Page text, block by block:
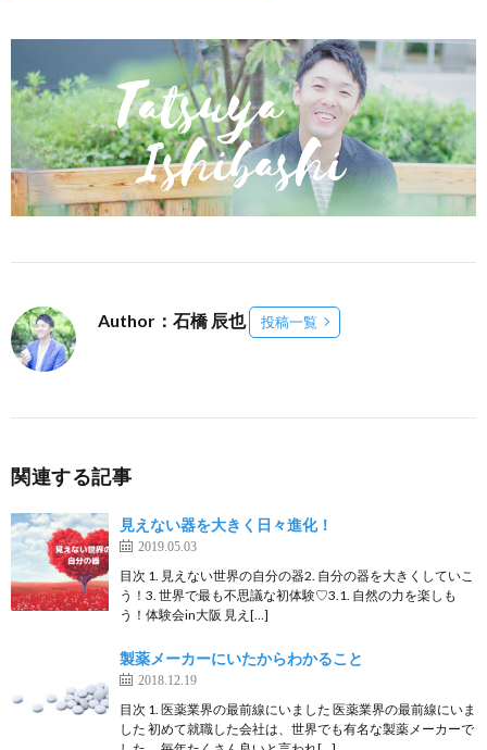
Author：石橋 辰也 投稿一覧
関連する記事
見えない器を大きく日々進化！
2019.05.03
目次 1. 見えない世界の自分の器2. 自分の器を大きくしていこ
う！3. 世界で最も不思議な初体験♡3.1. 自然の力を楽しも
う！体験会in大阪 見え[…]
製薬メーカーにいたからわかること
2018.12.19
目次 1. 医薬業界の最前線にいました 医薬業界の最前線にいま
した 初めて就職した会社は、世界でも有名な製薬メーカーで